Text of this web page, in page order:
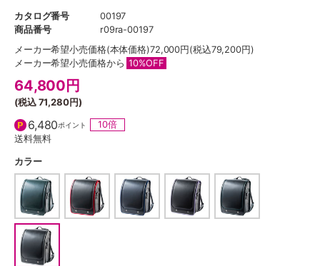
カタログ番号
00197
商品番号
r09ra-00197
メーカー希望小売価格(本体価格)72,000円(税込79,200円)
メーカー希望小売価格から 10%OFF
64,800 円
(税込71,280円)
6,480ポイント
10倍
送料無料
カラー